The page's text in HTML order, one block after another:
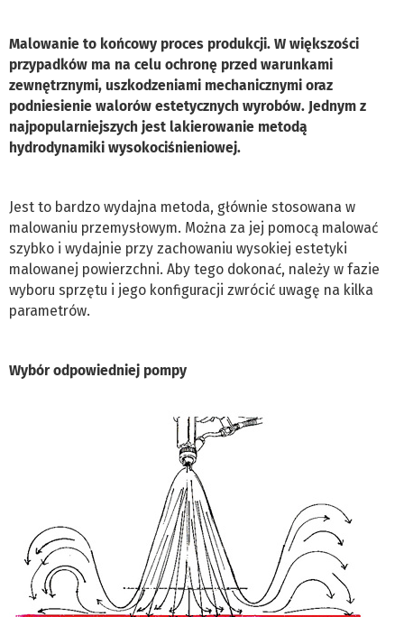
Malowanie to końcowy proces produkcji. W większości
przypadków ma na celu ochronę przed warunkami
zewnętrznymi, uszkodzeniami mechanicznymi oraz
podniesienie walorów estetycznych wyrobów. Jednym z
najpopularniejszych jest lakierowanie metodą
hydrodynamiki wysokociśnieniowej.
Jest to bardzo wydajna metoda, głównie stosowana w
malowaniu przemysłowym. Można za jej pomocą malować
szybko i wydajnie przy zachowaniu wysokiej estetyki
malowanej powierzchni. Aby tego dokonać, należy w fazie
wyboru sprzętu i jego konfiguracji zwrócić uwagę na kilka
parametrów.
Wybór odpowiedniej pompy